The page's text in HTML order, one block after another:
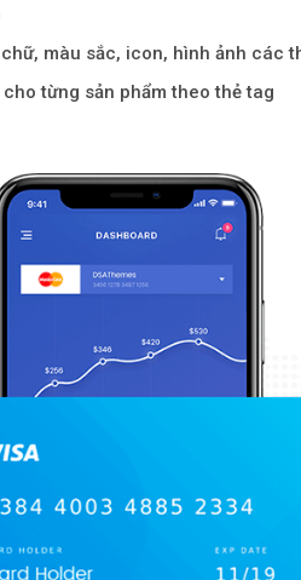
màu sắc, icon, hình ảnh các
từng sản phẩm theo thẻ tag